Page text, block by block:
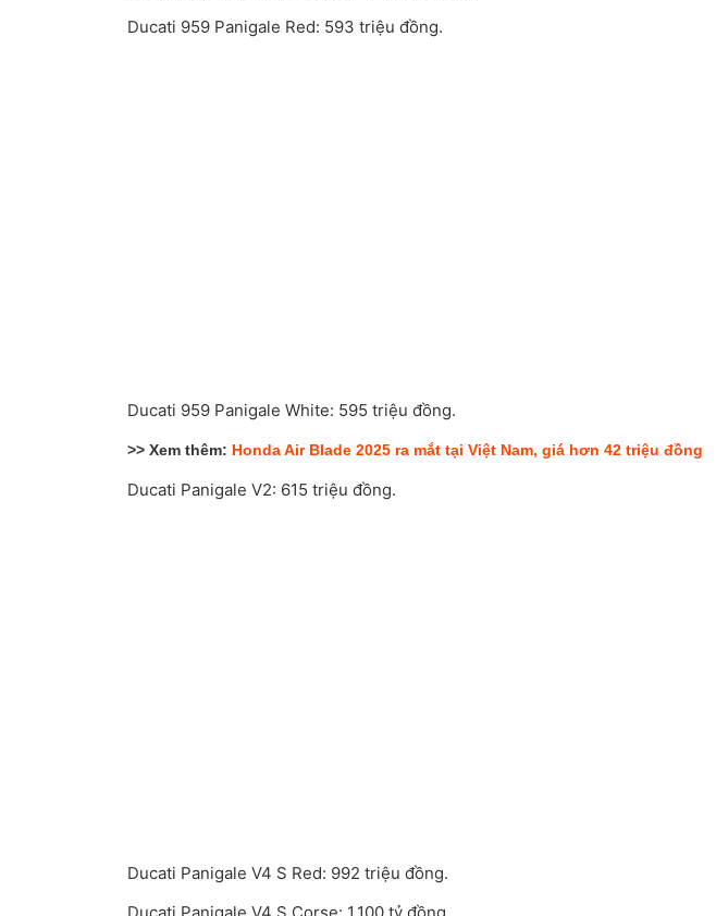
Ducati 959 Panigale Red: 593 triệu đồng.
Ducati 959 Panigale White: 595 triệu đồng.
>> Xem thêm: Honda Air Blade 2025 ra mắt tại Việt Nam, giá hơn 42 triệu đồng
Ducati Panigale V2: 615 triệu đồng.
Ducati Panigale V4 S Red: 992 triệu đồng.